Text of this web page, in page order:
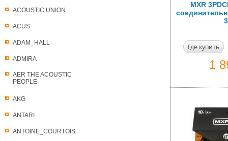
ACOUSTIC UNION
ACUS
ADAM_HALL
ADMIRA
AER THE ACOUSTIC
PEOPLE
AKG
ANTARI
ANTOINE_COURTOIS
MXR
Где купить
1